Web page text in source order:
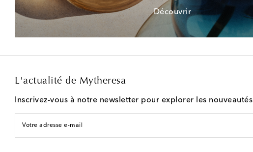
Découvrir
L'actualité de Mytheresa
Inscrivez-vous à notre newsletter pour explorer les nouveautés
Votre adresse e-mail